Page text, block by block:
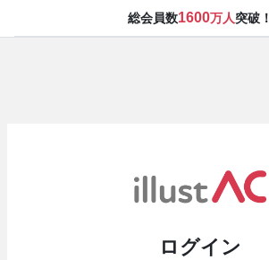
総会員数1600万人突破！
ログイン